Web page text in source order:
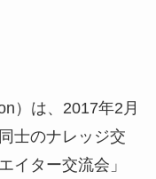
）は、2017年2月
士のナレッジ交
イター交流会」